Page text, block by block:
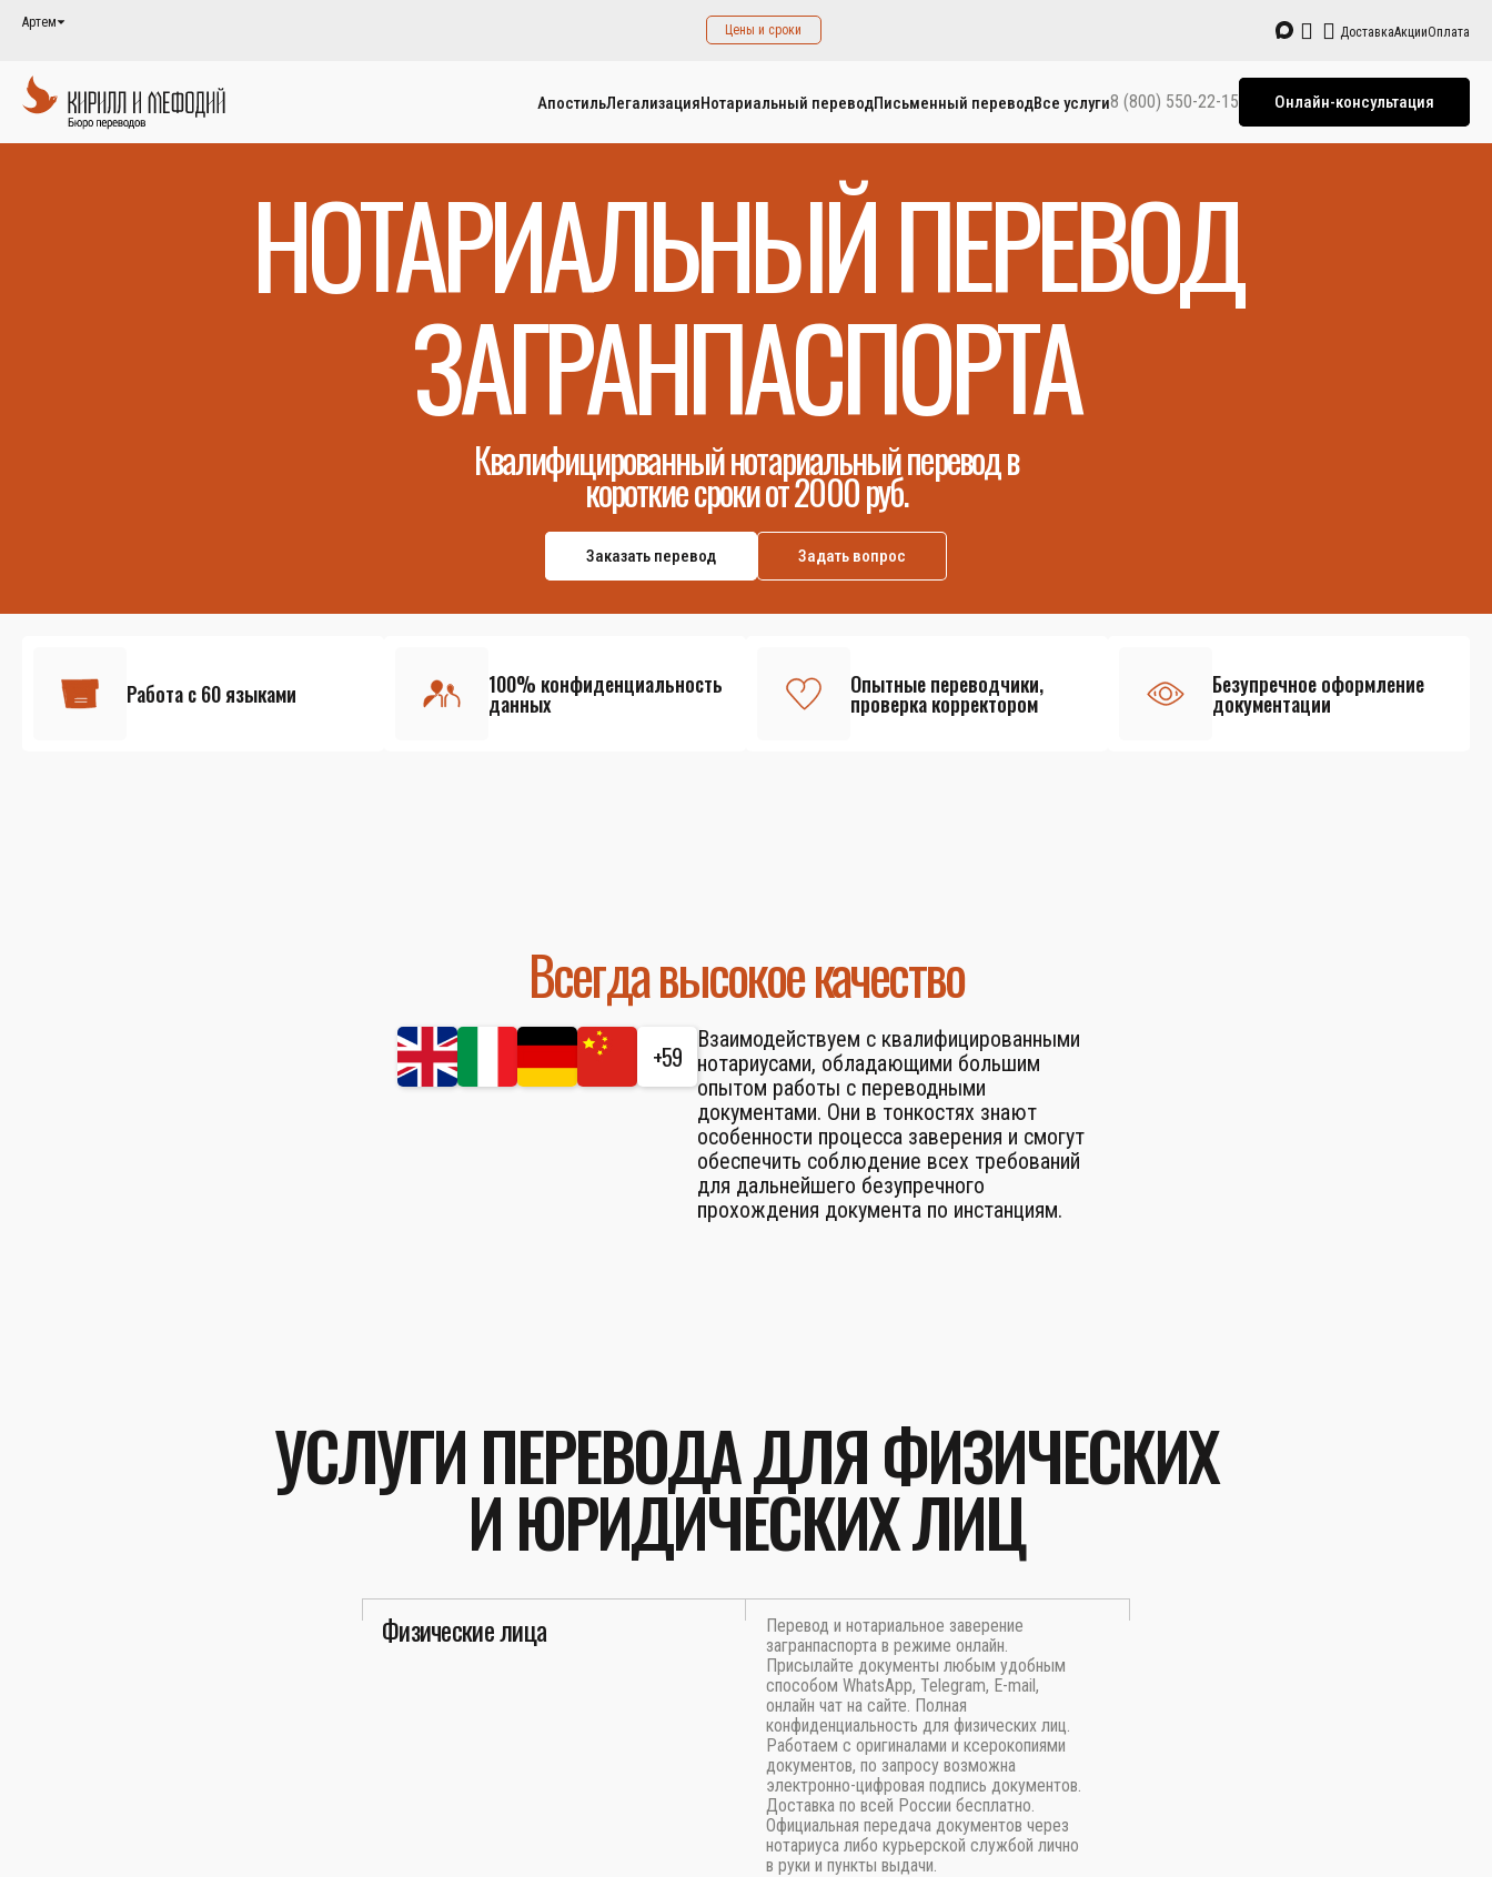
Артем Цены и сроки ДоставкаАкцииОплата
АпостильЛегализацияНотариальный переводПисьменный переводВсе услуги8 (800) 550-22-15 Онлайн-консультация
НОТАРИАЛЬНЫЙ ПЕРЕВОД
ЗАГРАНПАСПОРТА
Квалифицированный нотариальный перевод в
короткие сроки от 2000 руб.
Заказать перевод Задать вопрос
Работа с 60 языками 100% конфиденциальность
данных
Опытные переводчики,
проверка корректором
Безупречное оформление
документации
Всегда высокое качество
+59
Взаимодействуем с квалифицированными
нотариусами, обладающими большим
опытом работы с переводными
документами. Они в тонкостях знают
особенности процесса заверения и смогут
обеспечить соблюдение всех требований
для дальнейшего безупречного
прохождения документа по инстанциям.
УСЛУГИ ПЕРЕВОДА ДЛЯ ФИЗИЧЕСКИХ
И ЮРИДИЧЕСКИХ ЛИЦ
Физические лица
Перевод и нотариальное заверение
загранпаспорта в режиме онлайн.
Присылайте документы любым удобным
способом WhatsApp, Telegram, E-mail,
онлайн чат на сайте. Полная
конфиденциальность для физических лиц.
Работаем с оригиналами и ксерокопиями
документов, по запросу возможна
электронно-цифровая подпись документов.
Доставка по всей России бесплатно.
Официальная передача документов через
нотариуса либо курьерской службой лично
в руки и пункты выдачи.